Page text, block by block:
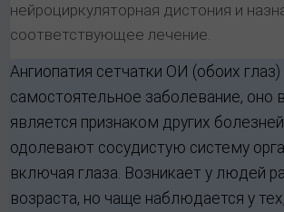
нейроциркуляторная дистония и
соответствующее лечение.
Ангиопатия сетчатки ОИ (обоих
самостоятельное заболевание, оно
является признаком других
одолевают сосудистую систему
включая глаза. Возникает у людей
возраста, но чаще наблюдается у